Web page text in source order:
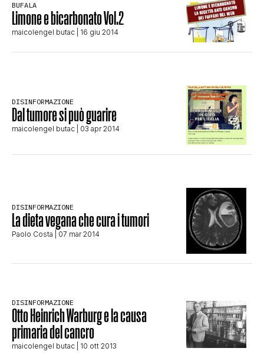
EDITORIALI
CLIMA ED ENERGIA
CONTATTI
BUFALA
Limone e bicarbonato Vol.2
maicolengel butac | 16 giu 2014
DISINFORMAZIONE
Dal tumore si può guarire
maicolengel butac | 03 apr 2014
DISINFORMAZIONE
La dieta vegana che cura i tumori
Paolo Costa | 07 mar 2014
DISINFORMAZIONE
Otto Heinrich Warburg e la causa
primaria del cancro
maicolengel butac | 10 ott 2013